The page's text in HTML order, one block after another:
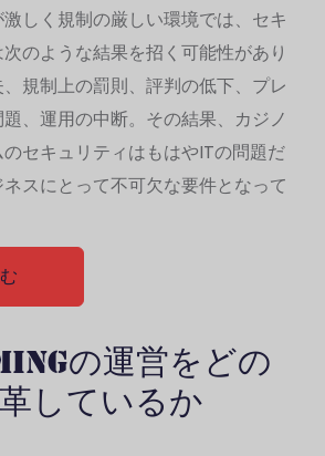
しく規制の厳しい環境では、セキ
のような結果を招く可能性があり
規制上の罰則、評判の低下、プレ
、運用の中断。その結果、カジノ
セキュリティはもはやITの問題だ
スにとって不可欠な要件となって
の運営をどの
しているか